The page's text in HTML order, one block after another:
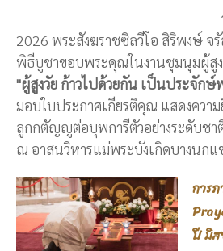
วัน
2026 พระสังฆราชซิลวีโอ สิริพงษ์ จ
พิธีบูชาขอบพระคุณในงานชุมนุมผู้สู
"ผู้สูงวัย ก้าวไปด้วยกัน เป็นประจักษ์
มอบใบประกาศเกียรติคุณ แสดงควา
ลูกกตัญญูต่อบุพการีตัวอย่างระดับช
ณ อาสนวิหารแม่พระบังเกิดบางนกแ
การ
ปี มิส